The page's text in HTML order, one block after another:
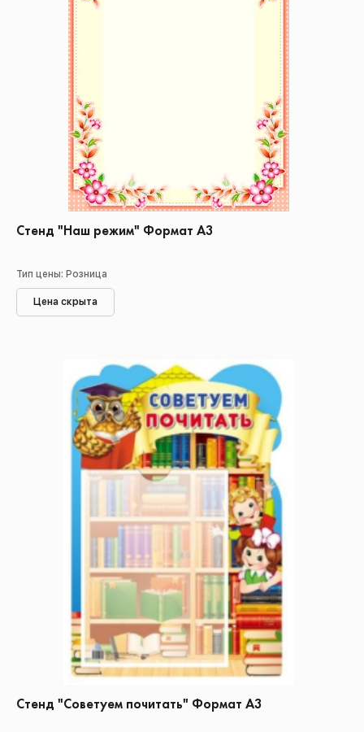
Стенд "Наш режим" Формат А3
Тип цены: Розница
Цена скрыта
Стенд "Советуем почитать" Формат А3